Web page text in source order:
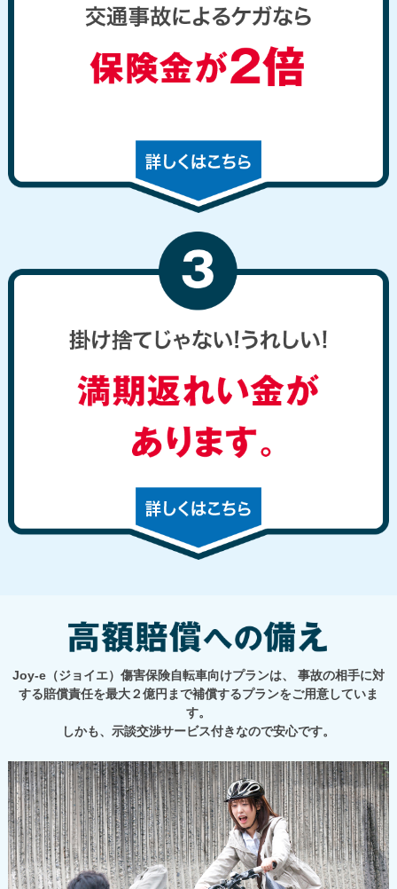
Joy-e（ジョイエ）傷害保険自転車向けプランは、
事故の相手に対
する賠償責任を最大２億円まで補償するプランをご用意していま
す。
しかも、示談交渉サービス付きなので安心です。